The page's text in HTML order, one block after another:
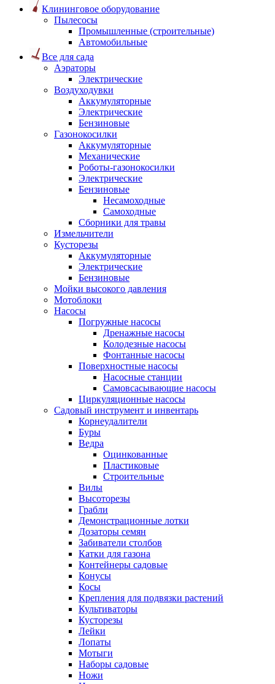
Клининговое оборудование
Пылесосы
Промышленные (строительные)
Автомобильные
Все для сада
Аэраторы
Электрические
Воздуходувки
Аккумуляторные
Электрические
Бензиновые
Газонокосилки
Аккумуляторные
Механические
Роботы-газонокосилки
Электрические
Бензиновые
Несамоходные
Самоходные
Сборники для травы
Измельчители
Кусторезы
Аккумуляторные
Электрические
Бензиновые
Мойки высокого давления
Мотоблоки
Насосы
Погружные насосы
Дренажные насосы
Колодезные насосы
Фонтанные насосы
Поверхностные насосы
Насосные станции
Самовсасывающие насосы
Циркуляционные насосы
Садовый инструмент и инвентарь
Корнеудалители
Буры
Ведра
Оцинкованные
Пластиковые
Строительные
Вилы
Высоторезы
Грабли
Демонстрационные лотки
Дозаторы семян
Забиватели столбов
Катки для газона
Контейнеры садовые
Конусы
Косы
Крепления для подвязки растений
Культиваторы
Кусторезы
Лейки
Лопаты
Мотыги
Наборы садовые
Ножи